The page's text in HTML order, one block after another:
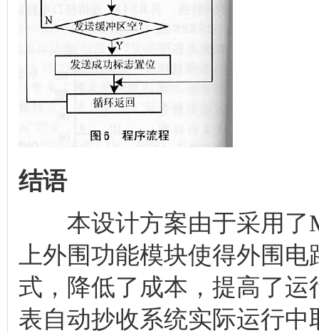
结语
本设计方案由于采用了
上外围功能模块使得外围
式，降低了成本，提高了
表自动抄收系统实际运行